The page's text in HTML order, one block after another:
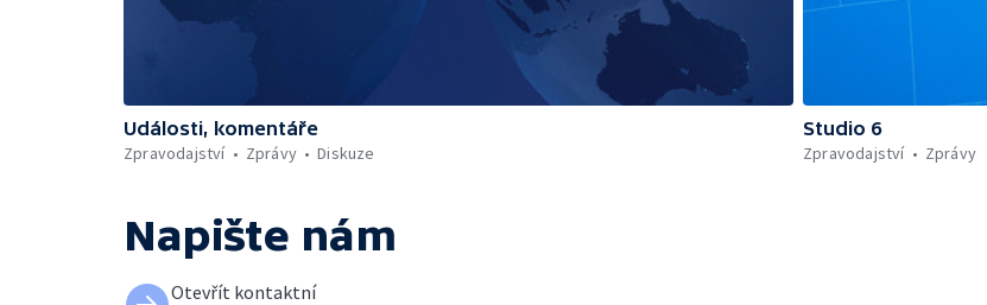
Události, komentáře
Zpravodajství
Zprávy Diskuze
Studio 6
Zpravodajství
Zprávy
Napište nám
Otevřít kontaktní